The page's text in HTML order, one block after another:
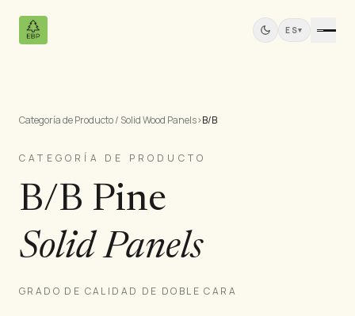
ES▾
Productos
Todos los Productos
Paneles de Madera Maciza
Madera Aserrada
Puertas
Categoría de Producto / Solid Wood Panels›B/B
CATEGORÍA DE PRODUCTO
B/B Pine
Solid Panels
GRADO DE CALIDAD DE DOBLE CARA